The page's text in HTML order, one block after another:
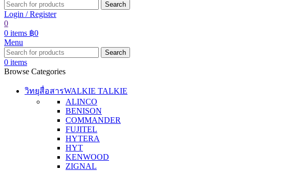
Search
Login / Register
0
0 items ฿0
Menu
Search
0 items
Browse Categories
วิทยุสื่อสารWALKIE TALKIE
ALINCO
BENISON
COMMANDER
FUJITEL
HYTERA
HYT
KENWOOD
ZIGNAL